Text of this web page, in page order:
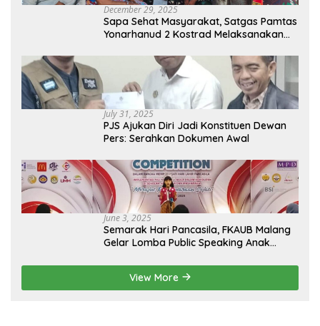
December 29, 2025
Sapa Sehat Masyarakat, Satgas Pamtas
Yonarhanud 2 Kostrad Melaksanakan
July 31, 2025
PJS Ajukan Diri Jadi Konstituen Dewan
Pers: Serahkan Dokumen Awal
June 3, 2025
Semarak Hari Pancasila, FKAUB Malang
Gelar Lomba Public Speaking Anak
Pancasila
View More